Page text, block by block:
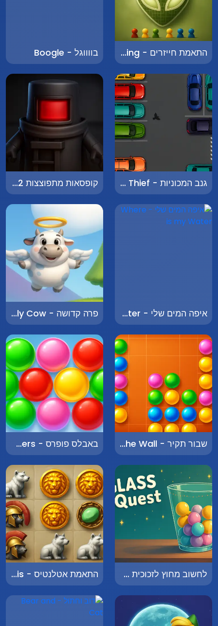
התאמת חייזרים - Alien Matching בווווגל - Boogle
גנב המכוניות - Car Thief קופסאות מתפוצצות 2 - Exploding Boxes 2
איפה המים שלי - Where is my Water פרה קדושה - Holy Cow
שבור תקיר - Break the Wall באבלס פופרס - Bubbles Poppers
לחשוב מחוץ לזכוכית - Glass Quest התאמת אטלנטיס - Matching Atlantis